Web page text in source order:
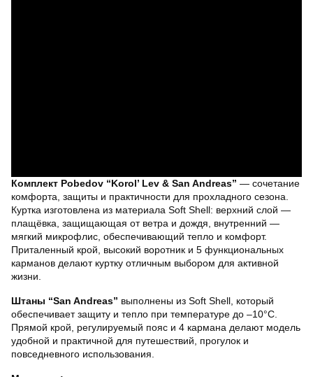
Комплект Pobedov “Korol’ Lev & San Andreas” — сочетание
комфорта, защиты и практичности для прохладного сезона.
Куртка изготовлена из материала Soft Shell: верхний слой —
плащёвка, защищающая от ветра и дождя, внутренний —
мягкий микрофлис, обеспечивающий тепло и комфорт.
Приталенный крой, высокий воротник и 5 функциональных
карманов делают куртку отличным выбором для активной
жизни.
Штаны “San Andreas” выполнены из Soft Shell, который
обеспечивает защиту и тепло при температуре до –10°C.
Прямой крой, регулируемый пояс и 4 кармана делают модель
удобной и практичной для путешествий, прогулок и
повседневного использования.